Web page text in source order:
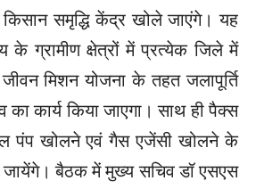
समृद्धि केंद्र खोले जाएंगे। यह
के ग्रामीण क्षेत्रों में प्रत्येक जिले में
मिशन योजना के तहत जलापूर्ति
कार्य किया जाएगा। साथ ही पैक्स
पंप खोलने एवं गैस एजेंसी खोलने के
जायेंगे। बैठक में मुख्य सचिव डॉ एसएस